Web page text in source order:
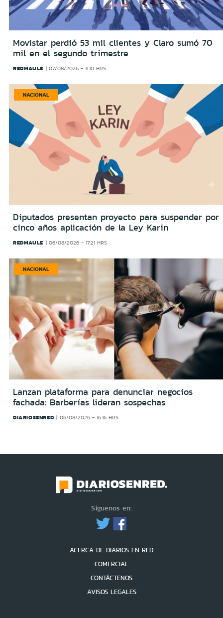
Movistar perdió 53 mil clientes y Claro sumó 70
mil en el segundo trimestre
REDMAULE 07/08/2026 - 11:10 HRS
NACIONAL
Diputados presentan proyecto para suspender por
cinco años aplicación de la Ley Karin
REDMAULE 06/08/2026 - 17:21 HRS
NACIONAL
Lanzan plataforma para denunciar negocios
fachada: Barberías lideran sospechas
DIARIOSENRED 06/08/2026 - 16:16 HRS
Síguenos en:
ACERCA DE DIARIOS EN RED
COMERCIAL
CONTÁCTENOS
AVISOS LEGALES